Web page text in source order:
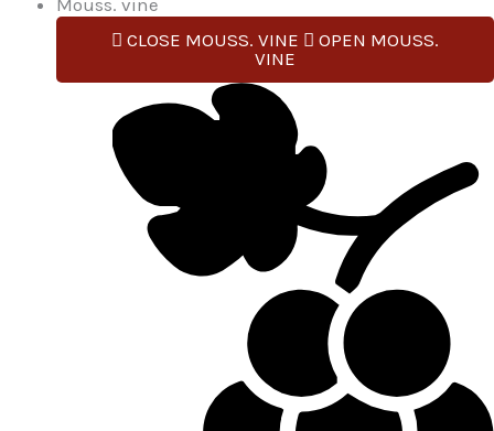
Mouss. vine
CLOSE MOUSS. VINE
OPEN MOUSS.
VINE